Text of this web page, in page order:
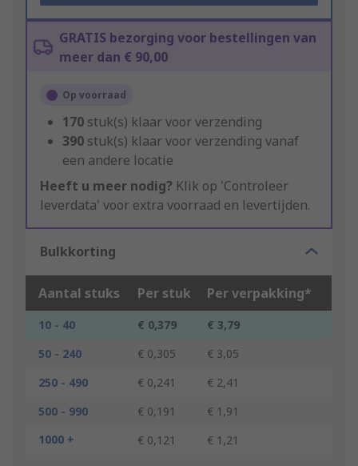
GRATIS bezorging voor bestellingen van
meer dan € 90,00
Op voorraad
170 stuk(s) klaar voor verzending
390 stuk(s) klaar voor verzending vanaf
een andere locatie
Heeft u meer nodig? Klik op 'Controleer
leverdata' voor extra voorraad en levertijden.
Bulkkorting
Aantal stuks Per stuk Per verpakking*
10 - 40 € 0,379
€ 3,79
50 - 240
€ 0,305
€ 3,05
250 - 490
€ 0,241
€ 2,41
500 - 990
€ 0,191
€ 1,91
1000 +
€ 0,121 € 1,21